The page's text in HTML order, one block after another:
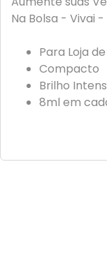
Na Bolsa - Vivai -
Para Loja de
Compacto
Brilho
8ml em